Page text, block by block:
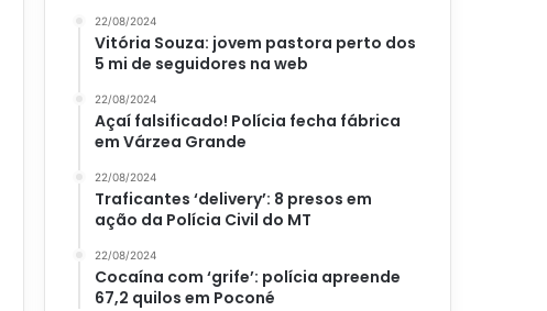
22/08/2024
Vitória Souza: jovem pastora perto dos
5 mi de seguidores na web
22/08/2024
Açaí falsificado! Polícia fecha fábrica
em Várzea Grande
22/08/2024
Traficantes ‘delivery’: 8 presos em
ação da Polícia Civil do MT
22/08/2024
Cocaína com ‘grife’: polícia apreende
67,2 quilos em Poconé